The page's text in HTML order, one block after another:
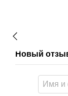
Новый